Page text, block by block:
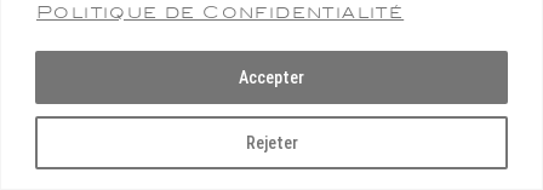
Politique de Confidentialité
Rejeter
Accepter